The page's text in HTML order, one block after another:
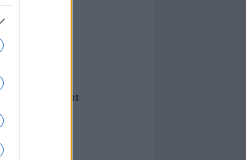
I nostri cari
Giovannimaria Cabras